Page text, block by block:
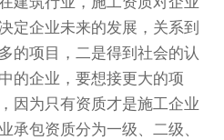
定企业未来的发展，关系到
的项目，二是得到社会的认
的企业，要想接更大的项
因为只有资质才是施工企业
承包资质分为一级、二级、